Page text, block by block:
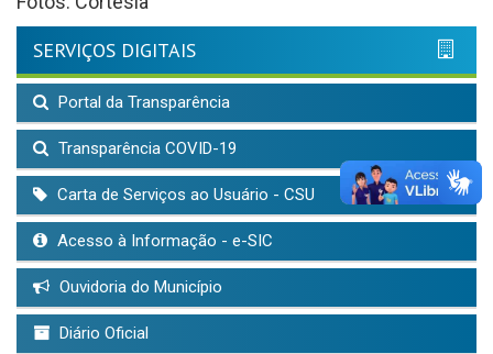
SERVIÇOS DIGITAIS
Portal da Transparência
Transparência COVID-19
Carta de Serviços ao Usuário - CSU
Acesso à Informação - e-SIC
Ouvidoria do Município
Diário Oficial